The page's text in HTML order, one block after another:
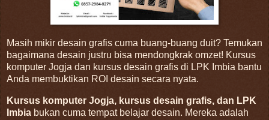
Masih mikir desain grafis cuma buang-buang duit? Temukan
bagaimana desain justru bisa mendongkrak omzet! Kursus
komputer Jogja dan kursus desain grafis di LPK Imbia bantu
Anda membuktikan ROI desain secara nyata.
Kursus komputer Jogja, kursus desain grafis, dan LPK
Imbia bukan cuma tempat belajar desain. Mereka adalah